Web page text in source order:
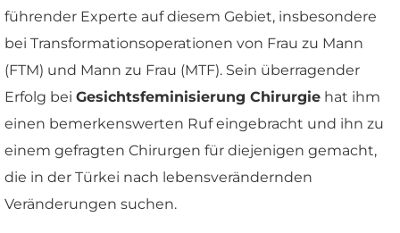
führender Experte auf diesem Gebiet, insbesondere
bei Transformationsoperationen von Frau zu Mann
(FTM) und Mann zu Frau (MTF). Sein überragender
Erfolg bei Gesichtsfeminisierung Chirurgie hat ihm
einen bemerkenswerten Ruf eingebracht und ihn zu
einem gefragten Chirurgen für diejenigen gemacht,
die in der Türkei nach lebensverändernden
Veränderungen suchen.